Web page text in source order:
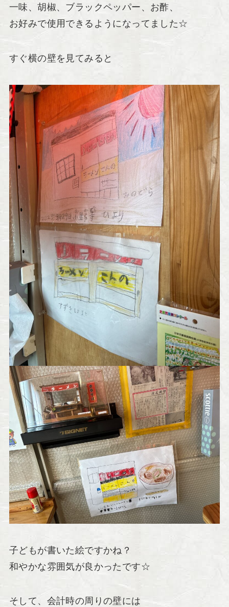
一味、胡椒、ブラックペッパー、お酢、
お好みで使用できるようになってました☆
すぐ横の壁を見てみると
子どもが書いた絵ですかね？
和やかな雰囲気が良かったです☆
そして、会計時の周りの壁には